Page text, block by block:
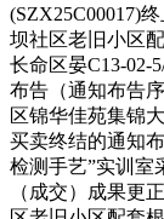
(SZX25C00017)
坝社区老旧小区
长命区晏C13-02-
布告（通知布告
区锦华佳苑集锦
买卖终结的通知
检测手艺”实训室
（成交）成果更